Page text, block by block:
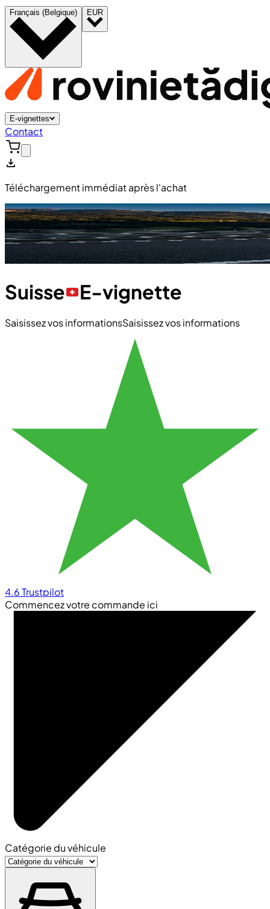
Français (Belgique) EUR
E-vignettes
Contact
Téléchargement immédiat après l'achat
Suisse E-vignette
Saisissez vos informationsSaisissez vos informations
4.6Trustpilot
Commencez votre commande ici
Catégorie du véhicule